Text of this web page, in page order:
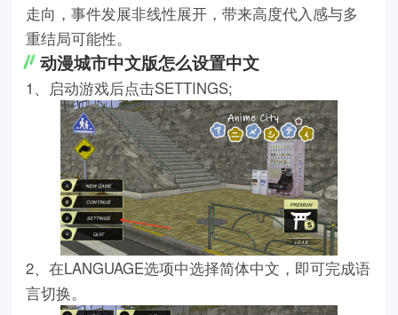
走向，事件发展非线性展开，带来高度代入感与多
重结局可能性。
动漫城市中文版怎么设置中文
1、启动游戏后点击SETTINGS;
2、在LANGUAGE选项中选择简体中文，即可完成语
言切换。